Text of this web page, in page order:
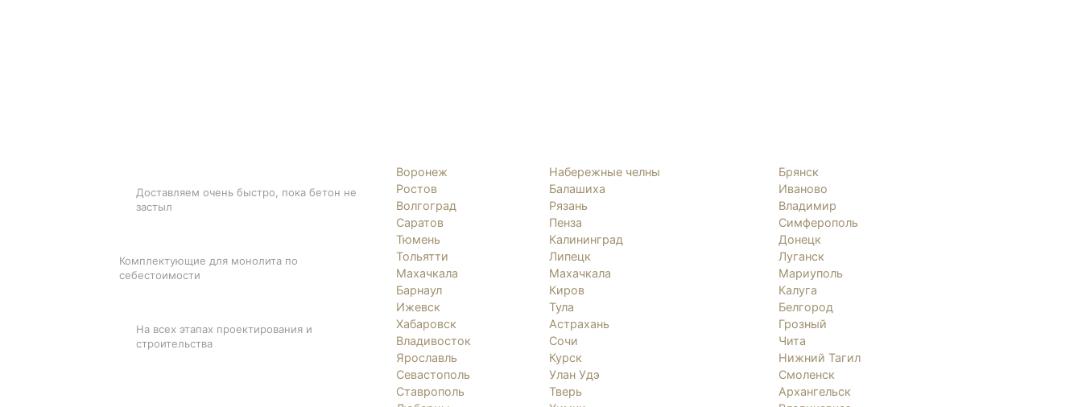
Доставляем очень быстро, пока бетон не
застыл
Комплектующие для монолита по
себестоимости
На всех этапах проектирования и
строительства
Воронеж
Ростов
Волгоград
Саратов
Тюмень
Тольятти
Махачкала
Барнаул
Ижевск
Хабаровск
Владивосток
Ярославль
Севастополь
Ставрополь
Набережные челны
Балашиха
Рязань
Пенза
Калининград
Липецк
Махачкала
Киров
Тула
Астрахань
Сочи
Курск
Улан Удэ
Тверь
Брянск
Иваново
Владимир
Симферополь
Донецк
Луганск
Мариуполь
Калуга
Белгород
Грозный
Чита
Нижний Тагил
Смоленск
Архангельск